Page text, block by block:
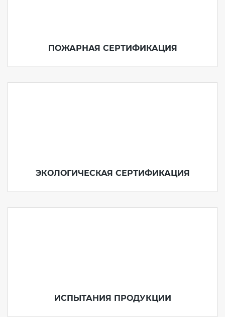
ПОЖАРНАЯ СЕРТИФИКАЦИЯ
ЭКОЛОГИЧЕСКАЯ СЕРТИФИКАЦИЯ
ИСПЫТАНИЯ ПРОДУКЦИИ